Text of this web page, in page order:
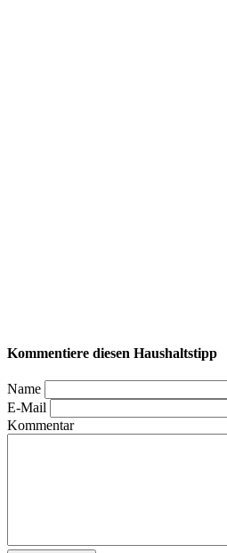
Kommentiere diesen Haushaltstipp
Name
E-Mail
Kommentar